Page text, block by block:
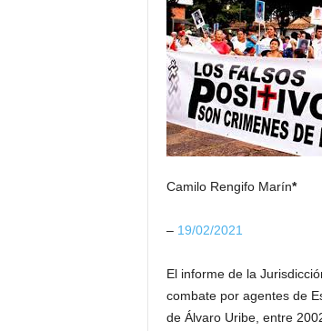
Camilo Rengifo Marín*
– 19/02/2021
El informe de la
combate por agentes de
de Álvaro Uribe, entre